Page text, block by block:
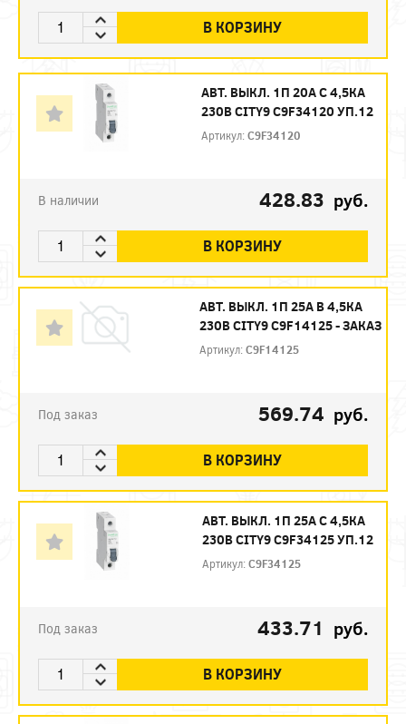
В КОРЗИНУ
АВТ. ВЫКЛ. 1П 20А С 4,5КА
230В CITY9 C9F34120 УП.12
Артикул:C9F34120
В наличии 428.83 руб.
В КОРЗИНУ
АВТ. ВЫКЛ. 1П 25А B 4,5КА
230В CITY9 C9F14125 - ЗАКАЗ
Артикул:C9F14125
Под заказ 569.74 руб.
В КОРЗИНУ
АВТ. ВЫКЛ. 1П 25А С 4,5КА
230В CITY9 C9F34125 УП.12
Артикул:C9F34125
Под заказ 433.71 руб.
В КОРЗИНУ